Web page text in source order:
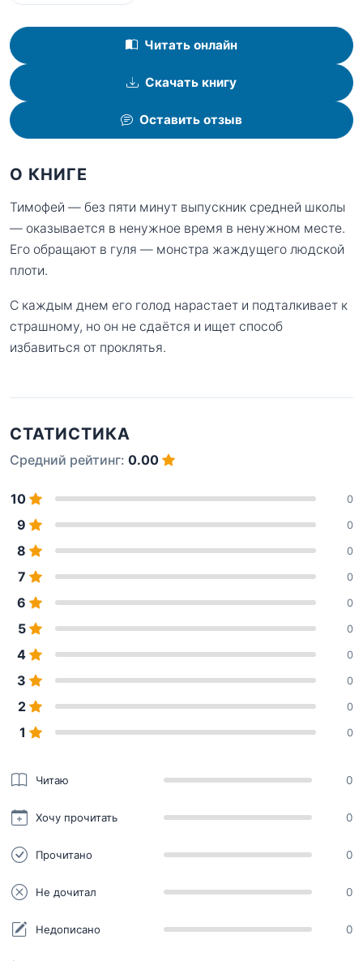
Читать онлайн
Скачать книгу
Оставить отзыв
О КНИГЕ
Тимофей — без пяти минут выпускник средней школы
— оказывается в ненужное время в ненужном месте.
Его обращают в гуля — монстра жаждущего людской
плоти.
С каждым днем его голод нарастает и подталкивает к
страшному, но он не сдаётся и ищет способ
избавиться от проклятья.
СТАТИСТИКА
Средний рейтинг: 0.00
10 0
9 0
8 0
7 0
6 0
5 0
4 0
3 0
2 0
1 0
Читаю 0
Хочу прочитать 0
Прочитано 0
Не дочитал 0
Недописано 0